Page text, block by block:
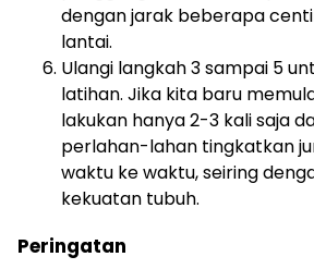
dengan jarak beberapa
lantai.
Ulangi langkah 3 sampai 5
latihan. Jika kita baru
lakukan hanya 2-3 kali saja
perlahan-lahan tingkatkan
waktu ke waktu, seiring
kekuatan tubuh.
Peringatan